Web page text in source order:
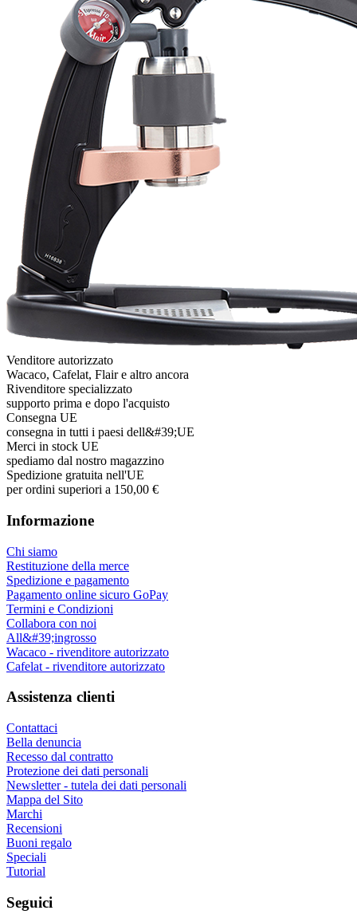
Venditore autorizzato
Wacaco, Cafelat, Flair e altro ancora
Rivenditore specializzato
supporto prima e dopo l'acquisto
Consegna UE
consegna in tutti i paesi dell&#39;UE
Merci in stock UE
spediamo dal nostro magazzino
Spedizione gratuita nell'UE
per ordini superiori a 150,00 €
Informazione
Chi siamo
Restituzione della merce
Spedizione e pagamento
Pagamento online sicuro GoPay
Termini e Condizioni
Collabora con noi
All&#39;ingrosso
Wacaco - rivenditore autorizzato
Cafelat - rivenditore autorizzato
Assistenza clienti
Contattaci
Bella denuncia
Recesso dal contratto
Protezione dei dati personali
Newsletter - tutela dei dati personali
Mappa del Sito
Marchi
Recensioni
Buoni regalo
Speciali
Tutorial
Seguici